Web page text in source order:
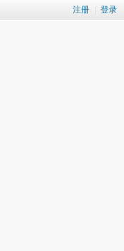
注册 登录